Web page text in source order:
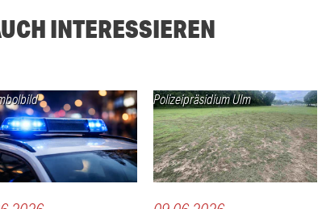
INTERESSIEREN
Polizeipräsidium Ulm